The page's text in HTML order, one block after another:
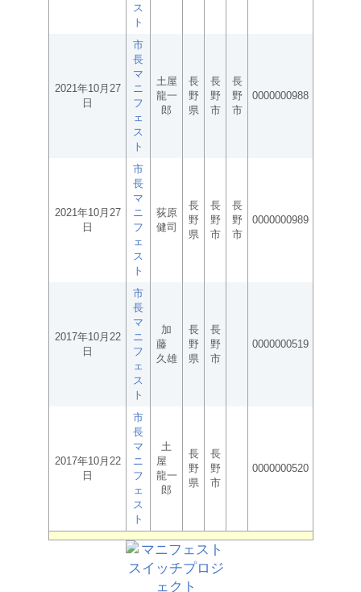
ス
ト
2021年10月27
日
市
長
マ
ニ
フ
ェ
ス
ト
土屋
龍一
郎
長
野
県
長
野
市
長
野
市
0000000988
2021年10月27
日
市
長
マ
ニ
フ
ェ
ス
ト
荻原
健司
長
野
県
長
野
市
長
野
市
0000000989
2017年10月22
日
市
長
マ
ニ
フ
ェ
ス
ト
加
藤
久雄
長
野
県
長
野
市
0000000519
2017年10月22
日
市
長
マ
ニ
フ
ェ
ス
ト
土
屋
龍一
郎
長
野
県
長
野
市
0000000520